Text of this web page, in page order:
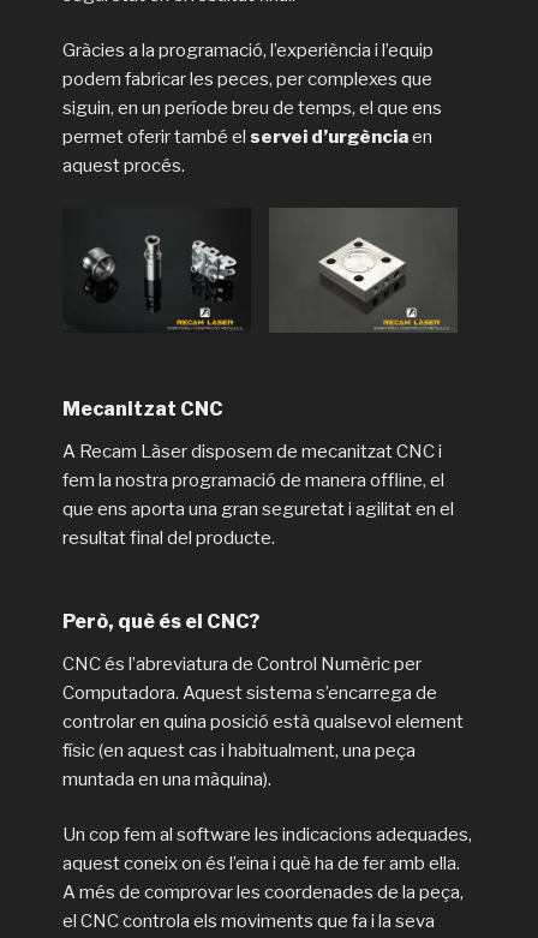
Gràcies a la programació, l’experiència i l’equip
podem fabricar les peces, per complexes que
siguin, en un període breu de temps, el que ens
permet oferir també elservei d’urgènciaen
aquest procés.
Mecanitzat CNC
A Recam Làser disposem de mecanitzat CNC i
fem la nostra programació de manera offline, el
que ens aporta una gran seguretat i agilitat en el
resultat final del producte.
Però, què és el CNC?
CNC és l’abreviatura de Control Numèric per
Computadora. Aquest sistema s’encarrega de
controlar en quina posició està qualsevol element
físic (en aquest cas i habitualment, una peça
muntada en una màquina).
Un cop fem al software les indicacions adequades,
aquest coneix on és l’eina i què ha de fer amb ella.
A més de comprovar les coordenades de la peça,
el CNC controla els moviments que fa i la seva